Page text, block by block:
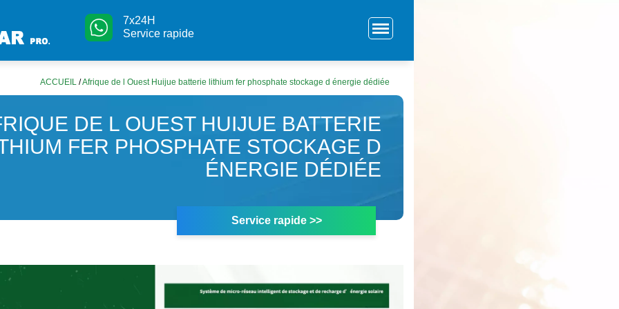
7x24H
Service rapide
ACCUEIL /Afrique de l Ouest Huijue batterie lithium fer phosphate stockage d énergie dédiée
DE L OUEST HUIJUE BATTERIE
FER PHOSPHATE STOCKAGE D
ÉNERGIE DÉDIÉE
Service rapide >>